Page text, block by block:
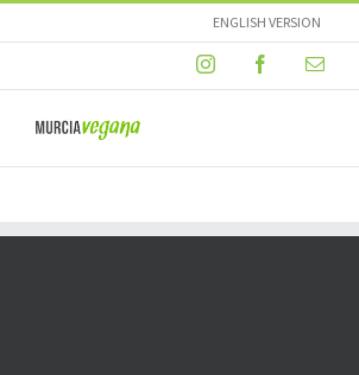
to
ENGLISH VERSION
InstagramFacebookEmail